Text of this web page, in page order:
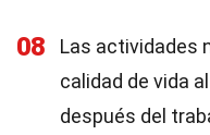
08
Las actividades
calidad de vida
después del